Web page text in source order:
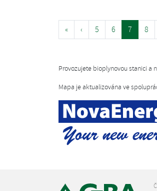
« ‹ 5 6 7 8
Provozujete bioplynovou stanici a
Mapa je aktualizována ve